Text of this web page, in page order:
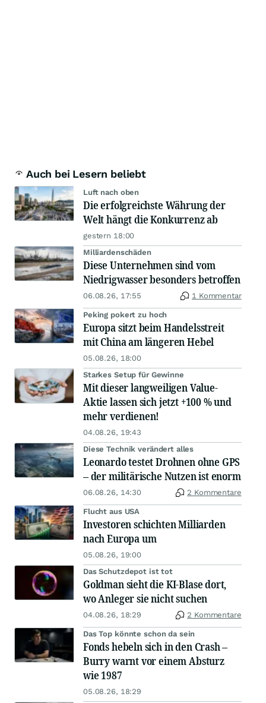
Auch bei Lesern beliebt
Luft nach oben
Die erfolgreichste Währung der
Welt hängt die Konkurrenz ab
gestern 18:00
Milliardenschäden
Diese Unternehmen sind vom
Niedrigwasser besonders betroffen
06.08.26, 17:55 1 Kommentar
Peking pokert zu hoch
Europa sitzt beim Handelsstreit
mit China am längeren Hebel
05.08.26, 18:00
Starkes Setup für Gewinne
Mit dieser langweiligen Value-
Aktie lassen sich jetzt +100 % und
mehr verdienen!
04.08.26, 19:43
Diese Technik verändert alles
Leonardo testet Drohnen ohne GPS
– der militärische Nutzen ist enorm
06.08.26, 14:30 2 Kommentare
Flucht aus USA
Investoren schichten Milliarden
nach Europa um
05.08.26, 19:00
Das Schutzdepot ist tot
Goldman sieht die KI-Blase dort,
wo Anleger sie nicht suchen
04.08.26, 18:29 2 Kommentare
Das Top könnte schon da sein
Fonds hebeln sich in den Crash –
Burry warnt vor einem Absturz
wie 1987
05.08.26, 18:29